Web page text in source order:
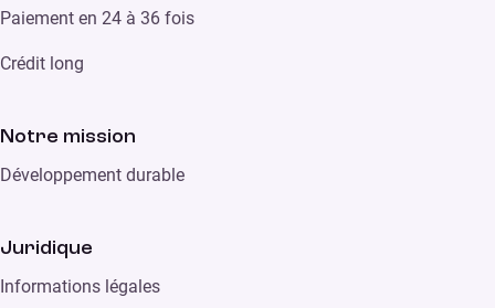
Paiement en 24 à 36 fois
Crédit long
Notre mission
Développement durable
Juridique
Informations légales